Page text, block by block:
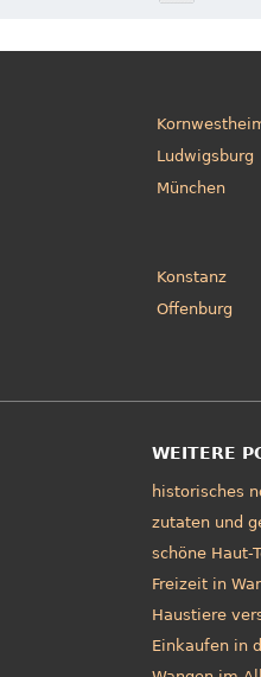
Ludwigsburg
München
Konstanz
Offenburg
WEITERE
historisches
zutaten und
schöne Haut-
Freizeit in
Haustiere
Einkaufen in